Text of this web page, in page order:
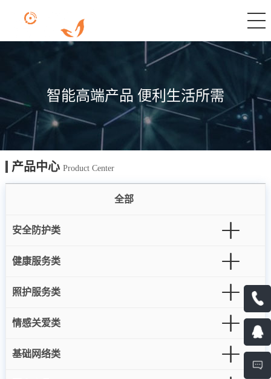
智能高端产品 便利生活所需
产品中心 Product Center
全部
安全防护类
健康服务类
照护服务类
情感关爱类
基础网络类